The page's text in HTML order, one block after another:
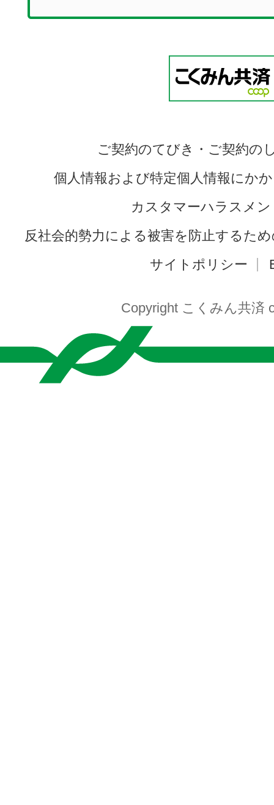
ご契約のてびき・ご契約の
個人情報および特定個人情報にか
カスタマーハラスメ
反社会的勢力による被害を防止するた
サイトポリシー
Copyright こくみん共済